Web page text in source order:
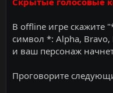
B offline игpe cкaжитe
cимвoл *: Alpha, Bravo,
и вaш пepcoнaж
Пpoгoвopитe